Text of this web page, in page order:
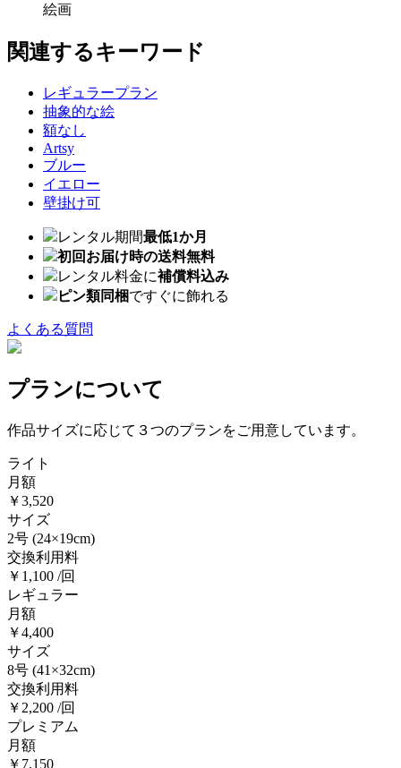
絵画
関連するキーワード
レギュラープラン
抽象的な絵
額なし
Artsy
ブルー
イエロー
壁掛け可
レンタル期間最低1か月
初回お届け時の送料無料
レンタル料金に補償料込み
ピン類同梱ですぐに飾れる
よくある質問
プランについて
作品サイズに応じて３つのプランをご用意しています。
ライト
月額
￥3,520
サイズ
2号 (24×19cm)
交換利用料
￥1,100 /回
レギュラー
月額
￥4,400
サイズ
8号 (41×32cm)
交換利用料
￥2,200 /回
プレミアム
月額
￥7,150